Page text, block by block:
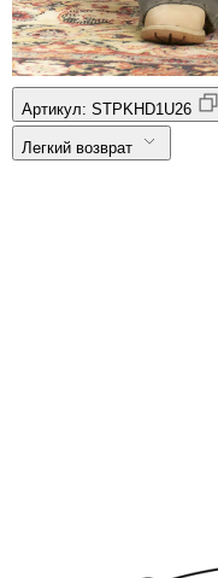
Артикул: STPKHD1U26
Легкий возврат